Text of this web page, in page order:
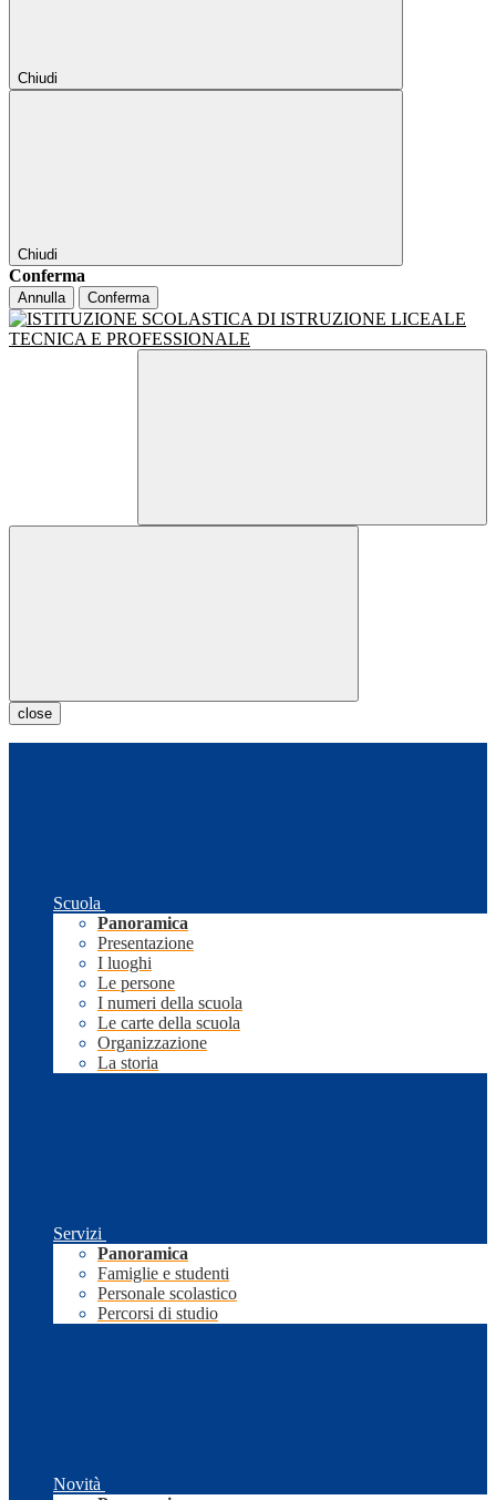
Chiudi
Chiudi
Conferma
Annulla Conferma
close
Scuola
Panoramica
Presentazione
I luoghi
Le persone
I numeri della scuola
Le carte della scuola
Organizzazione
La storia
Servizi
Panoramica
Famiglie e studenti
Personale scolastico
Percorsi di studio
Novità